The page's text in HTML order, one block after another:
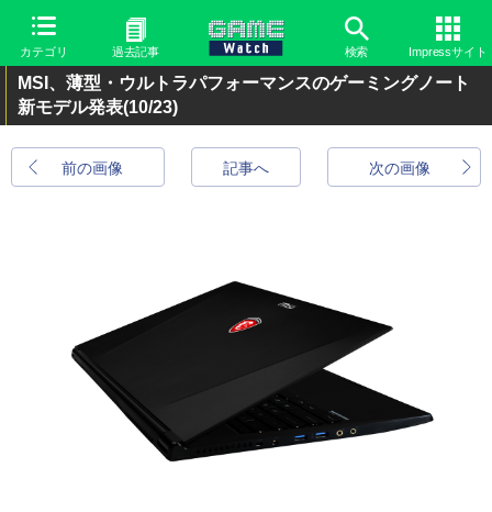
カテゴリ 過去記事 検索 Impressサイト
MSI、薄型・ウルトラパフォーマンスのゲーミングノート
新モデル発表(10/23)
前の画像 次の画像
記事へ